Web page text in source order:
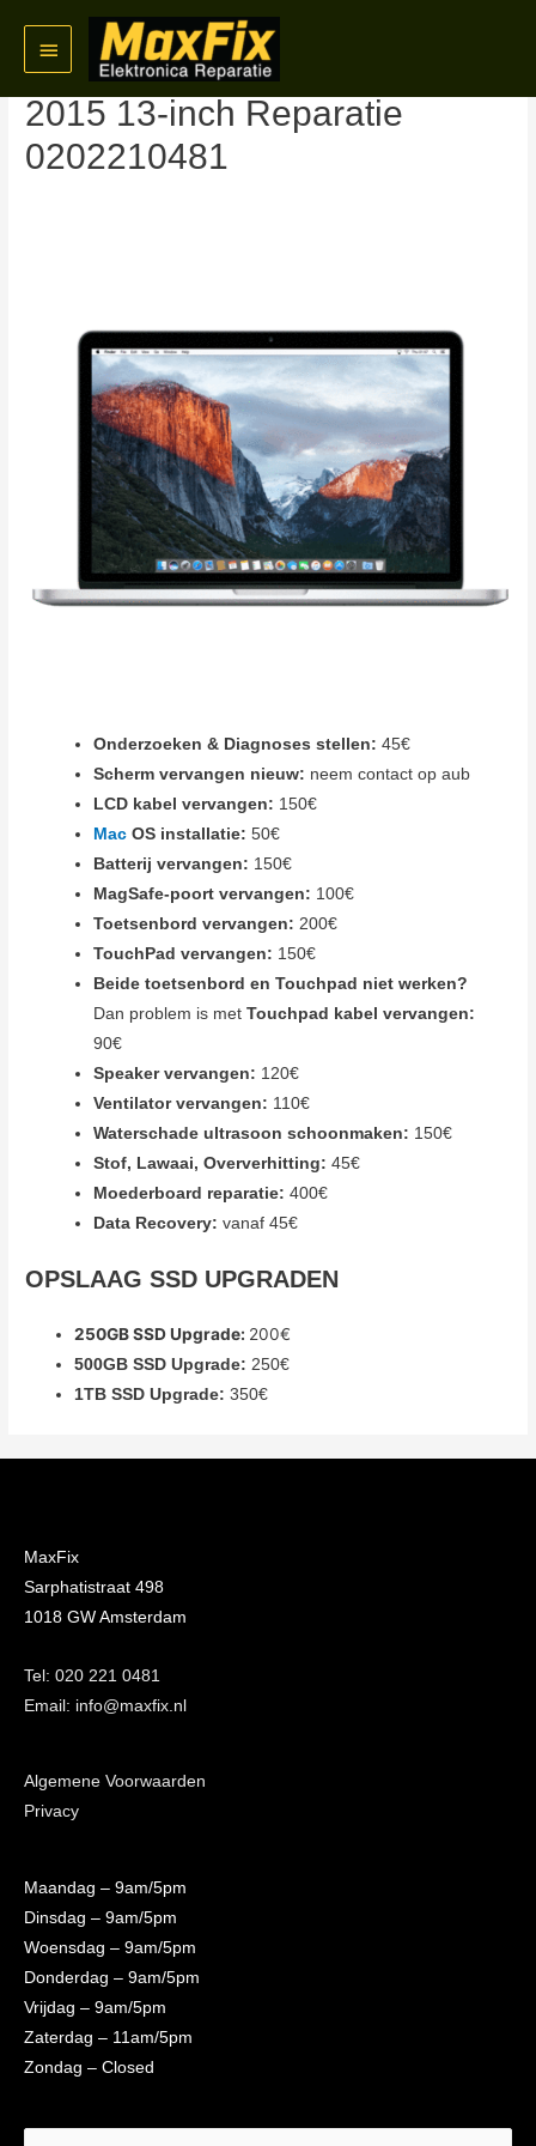
content
Main
Menu
MacBook Pro Retina 2013-
2015 13-inch Reparatie
0202210481
Onderzoeken & Diagnoses stellen: 45€
Scherm vervangen nieuw: neem contact op aub
LCD kabel vervangen: 150€
MacOS installatie: 50€
Batterij vervangen: 150€
MagSafe-poort vervangen: 100€
Toetsenbord vervangen: 200€
TouchPad vervangen: 150€
Beide toetsenbord en Touchpad niet werken?
Dan problem is met Touchpad kabel vervangen:
90€
Speaker vervangen: 120€
Ventilator vervangen: 110€
Waterschade ultrasoon schoonmaken: 150€
Stof, Lawaai, Oververhitting: 45€
Moederboard reparatie: 400€
Data Recovery: vanaf 45€
OPSLAAG SSD UPGRADEN
250GB SSD Upgrade: 200€
500GB SSD Upgrade:250€
1TB SSD Upgrade:350€
MaxFix
Sarphatistraat 498
1018 GW Amsterdam
Tel: 020 221 0481
Email: info@maxfix.nl
Algemene Voorwaarden
Privacy
Maandag – 9am/5pm
Dinsdag – 9am/5pm
Woensdag – 9am/5pm
Donderdag – 9am/5pm
Vrijdag – 9am/5pm
Zaterdag – 11am/5pm
Zondag – Closed